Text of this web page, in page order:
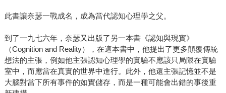
此書讓奈瑟一戰成名，成為當代認知心理學之父。
到了一九七六年，奈瑟又出版了另一本書《認知與現實》
（Cognition and Reality），在這本書中，他提出了更多顛覆傳統
想法的主張，例如他主張認知心理學的實驗不應該只局限在實驗
室中，而應當在真實的世界中進行。此外，他還主張記憶並不是
大腦對當下所有事件的如實儲存，而是一種可能會出錯的事後重